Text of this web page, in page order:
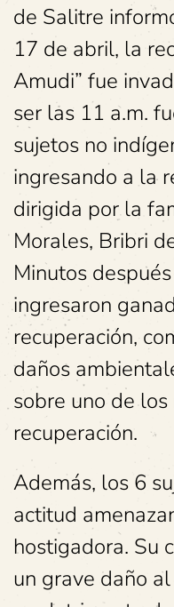
de Salitre
17 de abril, la
Amudi” fue
ser las 11 a.m.
sujetos no
ingresando a la
dirigida por la
Morales, Bribri
Minutos
ingresaron
recuperación,
daños
sobre uno de
recuperación.
Además, los 6
actitud
hostigadora. Su
un grave daño